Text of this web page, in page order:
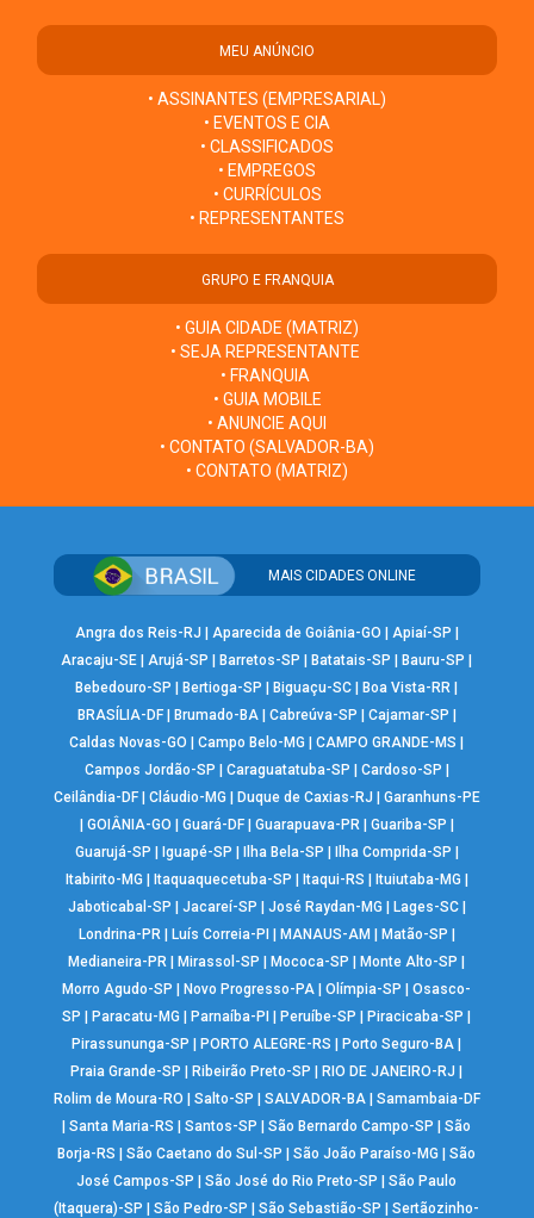
MEU ANÚNCIO
• ASSINANTES (EMPRESARIAL)
• EVENTOS E CIA
• CLASSIFICADOS
• EMPREGOS
• CURRÍCULOS
• REPRESENTANTES
GRUPO E FRANQUIA
• GUIA CIDADE (MATRIZ)
• SEJA REPRESENTANTE
• FRANQUIA
• GUIA MOBILE
• ANUNCIE AQUI
• CONTATO (SALVADOR-BA)
• CONTATO (MATRIZ)
MAIS CIDADES ONLINE
Angra dos Reis-RJ Aparecida de Goiânia-GO Apiaí-SP
Aracaju-SE |Arujá-SP Barretos-SP Batatais-SP Bauru-SP
Bebedouro-SP
Bertioga-SP Biguaçu-SC Boa Vista-RR
BRASÍLIA-DF| Brumado-BA| Cabreúva-SP Cajamar-SP
Caldas Novas-GO
|Campo Belo-MG |CAMPO GRANDE-MS
Campos Jordão-SP
Caraguatatuba-SP Cardoso-SP
Ceilândia-DF| Cláudio-MG Duque de Caxias-RJ
Garanhuns-PE
GOIÂNIA-GO Guará-DF| Guarapuava-PR| Guariba-SP
Guarujá-SP
Iguapé-SP Ilha Bela-SP Ilha Comprida-SP
Itabirito-MG
Itaquaquecetuba-SP Itaqui-RS Ituiutaba-MG
Jaboticabal-SP
Jacareí-SP José Raydan-MG Lages-SC|
Londrina-PR| Luís Correia-PI MANAUS-AM Matão-SP
Medianeira-PR
Mirassol-SP Mococa-SP Monte Alto-SP
Morro Agudo-SP
Novo Progresso-PA |Olímpia-SP |Osasco-
SP
Paracatu-MG Parnaíba-PI Peruíbe-SP Piracicaba-SP
Pirassununga-SP
PORTO ALEGRE-RS Porto Seguro-BA
Praia Grande-SP
Ribeirão Preto-SP RIO DE JANEIRO-RJ
Rolim de Moura-RO
Salto-SP SALVADOR-BA| Samambaia-DF
|Santa Maria-RS |Santos-SP |São Bernardo Campo-SP |São
Borja-RS
|São Caetano do Sul-SP |São João Paraíso-MG |São
José Campos-SP
|São José do Rio Preto-SP |São Paulo
(Itaquera)-SP
|São Pedro-SP |São Sebastião-SP |Sertãozinho-